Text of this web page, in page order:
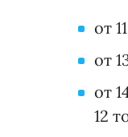
от
от
от
12